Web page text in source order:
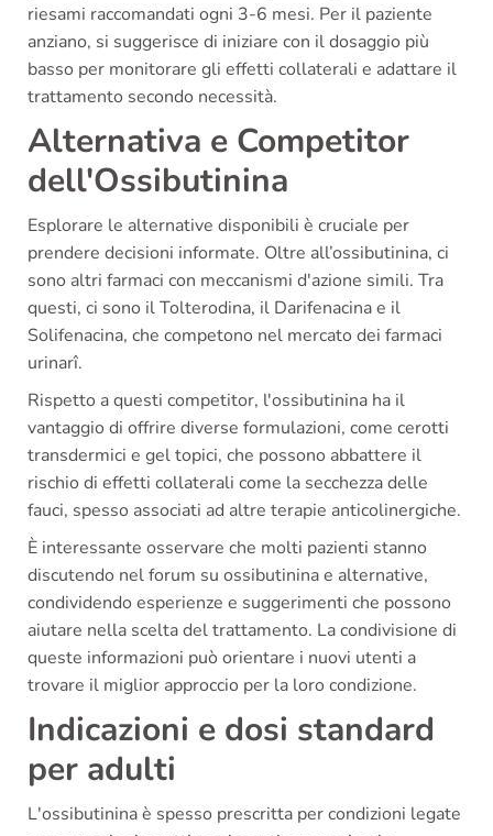
riesami raccomandati ogni 3-6 mesi. Per il paziente
anziano, si suggerisce di iniziare con il dosaggio più
basso per monitorare gli effetti collaterali e adattare il
trattamento secondo necessità.
Alternativa e Competitor
dell'Ossibutinina
Esplorare le alternative disponibili è cruciale per
prendere decisioni informate. Oltre all’ossibutinina, ci
sono altri farmaci con meccanismi d'azione simili. Tra
questi, ci sono il Tolterodina, il Darifenacina e il
Solifenacina, che competono nel mercato dei farmaci
urinarî.
Rispetto a questi competitor, l'ossibutinina ha il
vantaggio di offrire diverse formulazioni, come cerotti
transdermici e gel topici, che possono abbattere il
rischio di effetti collaterali come la secchezza delle
fauci, spesso associati ad altre terapie anticolinergiche.
È interessante osservare che molti pazienti stanno
discutendo nel forum su ossibutinina e alternative,
condividendo esperienze e suggerimenti che possono
aiutare nella scelta del trattamento. La condivisione di
queste informazioni può orientare i nuovi utenti a
trovare il miglior approccio per la loro condizione.
Indicazioni e dosi standard
per adulti
L'ossibutinina è spesso prescritta per condizioni legate